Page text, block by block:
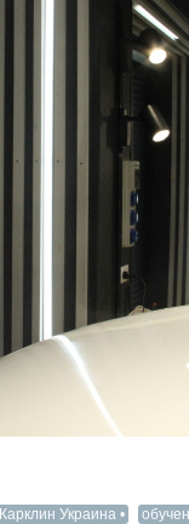
Карклин Украина